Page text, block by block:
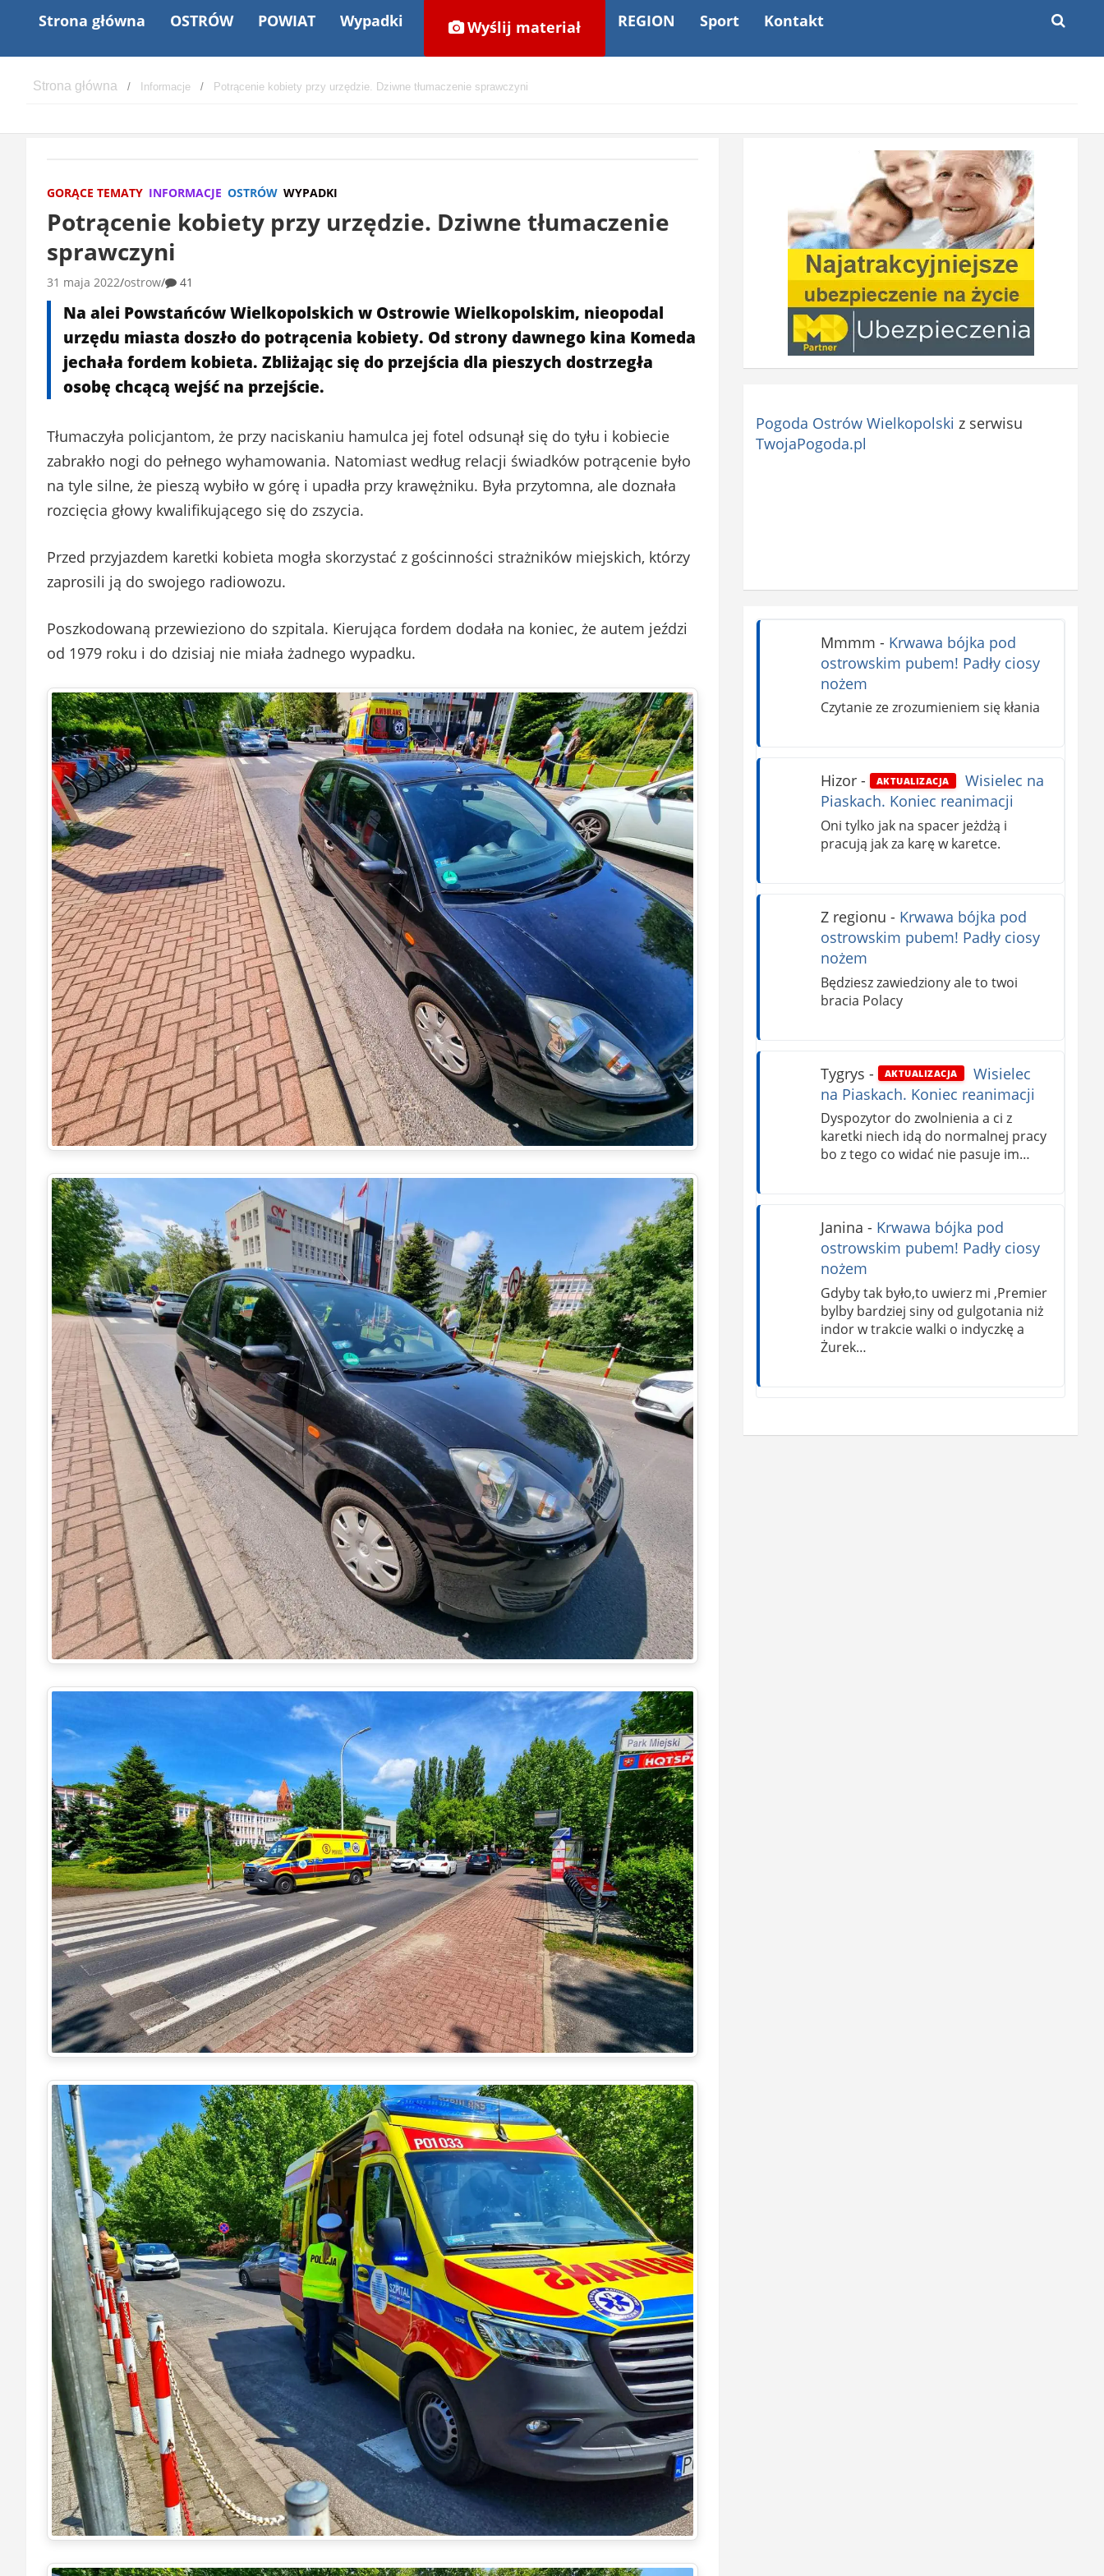
Strona główna OSTRÓW POWIAT Wypadki Wyślij materiał REGION Sport Kontakt
Informacje Potrącenie kobiety przy urzędzie. Dziwne tłumaczenie sprawczyni
GORĄCE TEMATY INFORMACJE OSTRÓW WYPADKI
Potrącenie kobiety przy urzędzie. Dziwne tłumaczenie
sprawczyni
31 maja 2022 ostrow 41
Na alei Powstańców Wielkopolskich w Ostrowie Wielkopolskim, nieopodal
urzędu miasta doszło do potrącenia kobiety. Od strony dawnego kina Komeda
jechała fordem kobieta. Zbliżając się do przejścia dla pieszych dostrzegła
osobę chcącą wejść na przejście.
Tłumaczyła policjantom, że przy naciskaniu hamulca jej fotel odsunął się do tyłu i kobiecie
zabrakło nogi do pełnego wyhamowania. Natomiast według relacji świadków potrącenie było
na tyle silne, że pieszą wybiło w górę i upadła przy krawężniku. Była przytomna, ale doznała
rozcięcia głowy kwalifikującego się do zszycia.
Przed przyjazdem karetki kobieta mogła skorzystać z gościnności strażników miejskich, którzy
zaprosili ją do swojego radiowozu.
Poszkodowaną przewieziono do szpitala. Kierująca fordem dodała na koniec, że autem jeździ
od 1979 roku i do dzisiaj nie miała żadnego wypadku.
Pogoda Ostrów Wielkopolski z serwisu
TwojaPogoda.pl
Mmmm - Krwawa bójka pod
ostrowskim pubem! Padły ciosy
nożem
Czytanie ze zrozumieniem się kłania
Hizor- AKTUALIZACJA
Wisielec na
Piaskach. Koniec reanimacji
Oni tylko jak na spacer jeżdżą i
pracują jak za karę w karetce.
Z regionu - Krwawa bójka pod
ostrowskim pubem! Padły ciosy
nożem
Będziesz zawiedziony ale to twoi
bracia Polacy
Tygrys - AKTUALIZACJA
Wisielec
na Piaskach. Koniec reanimacji
Dyspozytor do zwolnienia a ci z
karetki niech idą do normalnej pracy
bo z tego co widać nie pasuje im…
Janina - Krwawa bójka pod
ostrowskim pubem! Padły ciosy
nożem
Gdyby tak było,to uwierz mi ,Premier
bylby bardziej siny od gulgotania niż
indor w trakcie walki o indyczkę a
Żurek…